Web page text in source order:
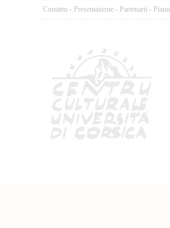
Cuntattu - Presentazione - Partenarii -